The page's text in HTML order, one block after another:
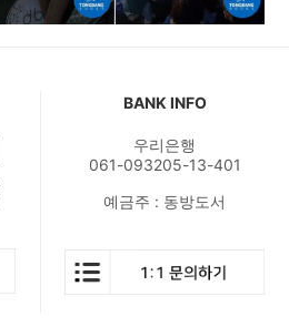
BANK INFO
우리은행
061-093205-13-401
예금주 : 동방도서